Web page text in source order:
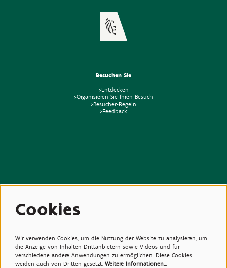
Besuchen Sie
>Entdecken
>Organisieren Sie Ihren Besuch
>Besucher-Regeln
>Feedback
>Expertise
>Giftige Pflanzen
Cookies
Wir verwenden Cookies, um die Nutzung der Website zu analysieren, um
die Anzeige von Inhalten Drittanbietern sowie Videos und für
verschiedene andere Anwendungen zu ermöglichen. Diese Cookies
werden auch von Dritten gesetzt. Weitere Informationen…